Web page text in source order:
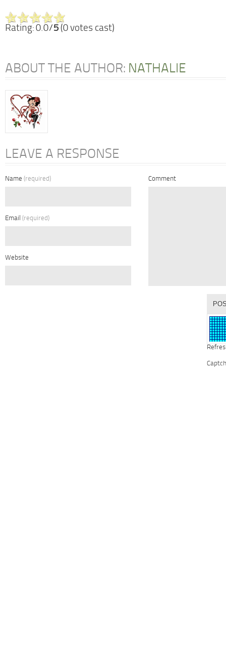
Rating: 0.0/5 (0 votes cast)
ABOUT THE AUTHOR: NATHALIE
LEAVE A RESPONSE
Name (required)
Email (required)
Website
Comment